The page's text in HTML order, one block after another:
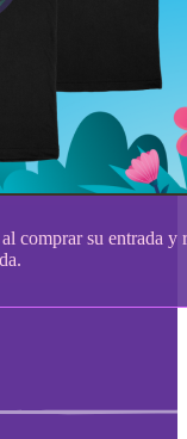
comprar su entrada y